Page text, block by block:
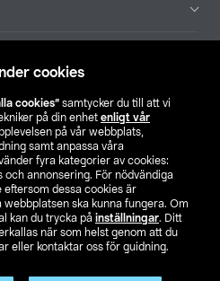
cookies
cookies” samtycker du till att vi
på din enhet enligt vår
på vår webbplats,
samt anpassa våra
fyra kategorier av cookies:
och annonsering. För nödvändiga
eftersom dessa cookies är
ska kunna fungera. Om
kan du trycka på inställningar. Ditt
när som helst genom att du
eller kontaktar oss för guidning.
Hitta butik
NO FI